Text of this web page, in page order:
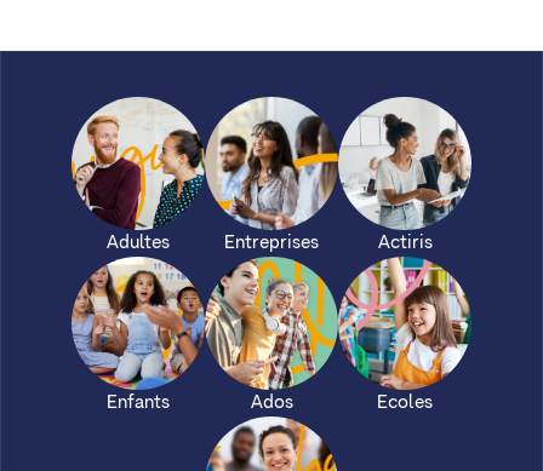
Adultes Entreprises Actiris
Enfants Ados Ecoles